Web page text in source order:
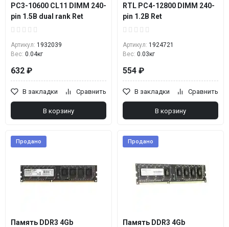
PC3-10600 CL11 DIMM 240-
pin 1.5В dual rank Ret
Артикул: 1932039
Вес: 0.04кг
632 ₽
В закладки Сравнить
В корзину
RTL PC4-12800 DIMM 240-
pin 1.2В Ret
Артикул: 1924721
Вес: 0.03кг
554 ₽
В закладки Сравнить
В корзину
Продано
Память DDR3 4Gb
Продано
Память DDR3 4Gb